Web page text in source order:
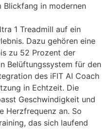
Blickfang in modernen
1 Treadmill auf ein
Dazu gehören eine
zu 52 Prozent der
Belüftungssystem für den
des iFIT AI Coach
in Echtzeit. Die
Geschwindigkeit und
Herzfrequenz an. So
das sich laufend